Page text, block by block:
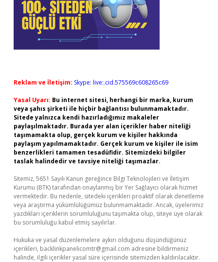
Reklam ve İletişim: Skype: live:.cid.575569c608265c69
Yasal Uyarı: Bu internet sitesi, herhangi bir marka, kurum
veya şahıs şirketi ile hiçbir bağlantısı bulunmamaktadır.
Sitede yalnızca kendi hazırladığımız makaleler
paylaşılmaktadır. Burada yer alan içerikler haber niteliği
taşımamakta olup, gerçek kurum ve kişiler hakkında
paylaşım yapılmamaktadır. Gerçek kurum ve kişiler ile isim
benzerlikleri tamamen tesadüfidir. Sitemizdeki bilgiler
taslak halindedir ve tavsiye niteliği taşımazlar.
Sitemiz, 5651 Sayılı Kanun gereğince Bilgi Teknolojileri ve İletişim
Kurumu (BTK) tarafından onaylanmış bir Yer Sağlayıcı olarak hizmet
vermektedir. Bu nedenle, sitedeki içerikleri proaktif olarak denetleme
veya araştırma yükümlülüğümüz bulunmamaktadır. Ancak, üyelerimiz
yazdıkları içeriklerin sorumluluğunu taşımakta olup, siteye üye olarak
bu sorumluluğu kabul etmiş sayılırlar.
Hukuka ve yasal düzenlemelere aykırı olduğunu düşündüğünüz
içerikleri, backlinkpanelicomtr@gmail.com adresine bildirmeniz
halinde, ilgili içerikler yasal süre içerisinde sitemizden kaldırılacaktır.